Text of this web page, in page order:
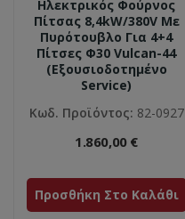
Ηλεκτρικός Φούρνος
Πίτσας 8,4kW/380V Με
Πυρότουβλο Για 4+4
Πίτσες Φ30 Vulcan-44
(Εξουσιοδοτημένο
Service)
Κωδ. Προϊόντος: 82-0927
1.860,00 €
Προσθήκη Στο Καλάθι